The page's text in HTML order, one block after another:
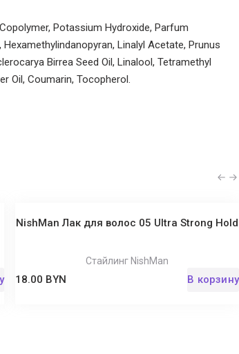
Potassium Hydroxide, Parfum
Linalyl Acetate, Prunus
Birrea Seed Oil, Linalool, Tetramethyl
Oil, Coumarin, Tocopherol.
NishMan Лак для волос 05 Ultra Strong Hold
Стайлинг NishMan
18.00 BYN В корзину